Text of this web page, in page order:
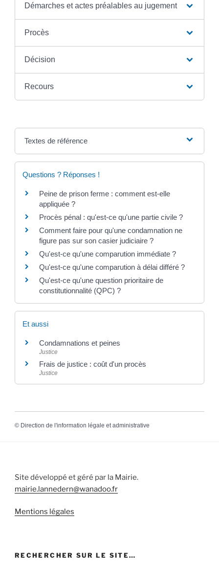
Démarches et actes préalables au jugement
Procès
Décision
Recours
Textes de référence
Questions ? Réponses !
Peine de prison ferme : comment est-elle
appliquée ?
Procès pénal : qu'est-ce qu'une partie civile ?
Comment faire pour qu'une condamnation ne
figure pas sur son casier judiciaire ?
Qu'est-ce qu'une comparution immédiate ?
Qu'est-ce qu'une comparution à délai différé ?
Qu'est-ce qu'une question prioritaire de
constitutionnalité (QPC) ?
Et aussi
Condamnations et peines
Justice
Frais de justice : coût d'un procès
Justice
© Direction de l'information légale et administrative
Site développé et géré par la Mairie.
mairie.lannedern@wanadoo.fr
Mentions légales
RECHERCHER SUR LE SITE…